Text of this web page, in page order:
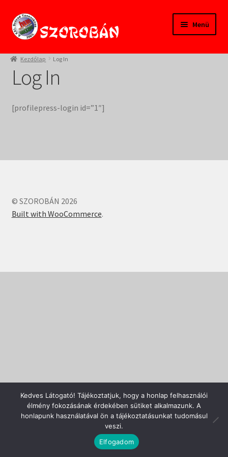
Ugrás
a
Kilépés
a
Menü
Kezdőlap
Tanfolyamok
Termékeink
Szülőknek
Alapítvány
Vásár
Kezdőlap Log In
Log In
[profilepress-login id=”1″]
© SZOROBÁN 2026
Built with WooCommerce.
Kedves Látogató! Tájékoztatjuk, hogy a honlap felhasználói
élmény fokozásának érdekében sütiket alkalmazunk. A
honlapunk használatával ön a tájékoztatásunkat tudomásul
veszi.
Elfogadom